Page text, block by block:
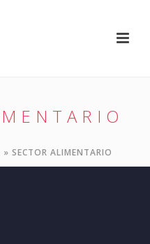
» SECTOR ALIMENTARIO